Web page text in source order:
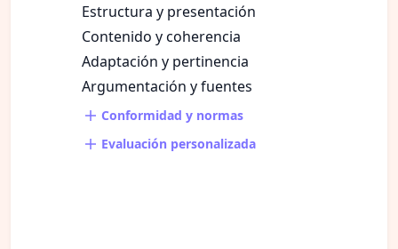
Estructura y presentación
Contenido y coherencia
Adaptación y pertinencia
Argumentación y fuentes
Conformidad y normas
Evaluación personalizada